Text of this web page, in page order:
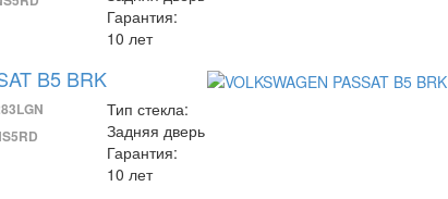
Гарантия:
10 лет
B5 BRK
Тип стекла:
Задняя дверь
Гарантия:
10 лет